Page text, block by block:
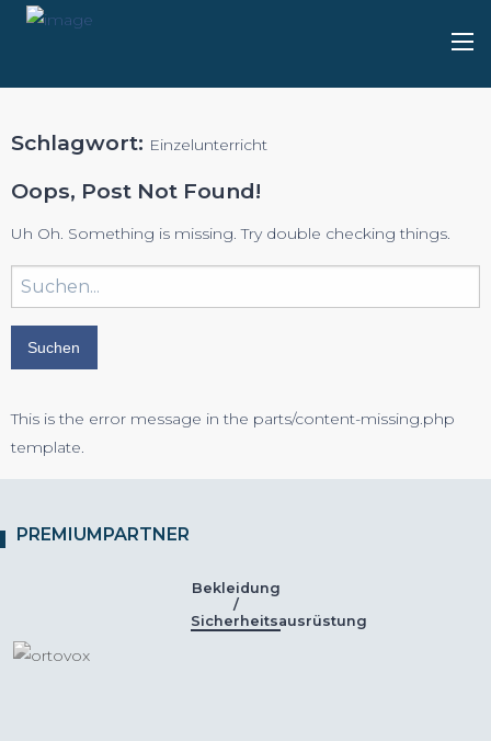
Schlagwort: Einzelunterricht
Oops, Post Not Found!
Uh Oh. Something is missing. Try double checking things.
Suchbegriff
eingeben:
This is the error message in the parts/content-missing.php
template.
PREMIUMPARTNER
Bekleidung
/
Sicherheitsausrüstung